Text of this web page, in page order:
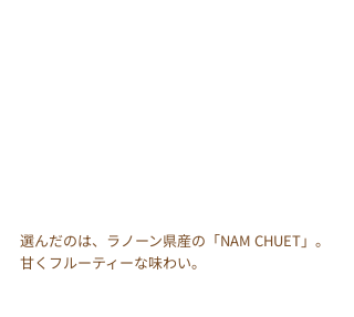
選んだのは、ラノーン県産の「NAM CHUET」。
甘くフルーティーな味わい。